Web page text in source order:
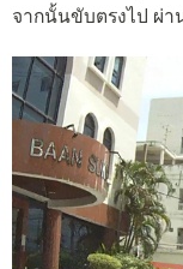
จากนั้นขับตรงไป ผ่า